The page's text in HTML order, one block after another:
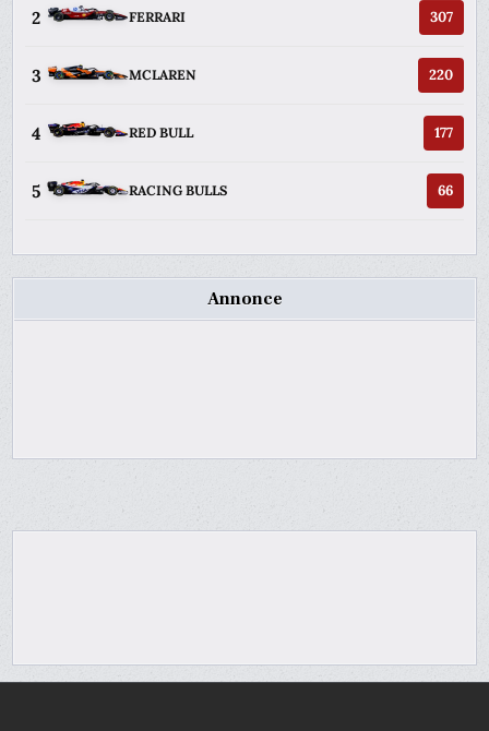
2 FERRARI 307
3 MCLAREN 220
4 RED BULL 177
5 RACING BULLS 66
Annonce